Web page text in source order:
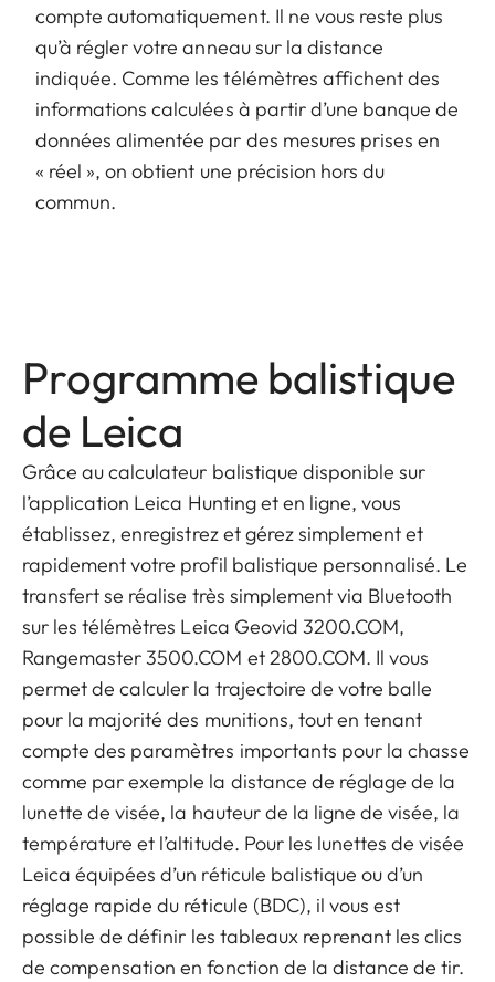
compte automatiquement. Il ne vous reste plus
qu’à régler votre anneau sur la distance
indiquée. Comme les télémètres affichent des
informations calculées à partir d’une banque de
données alimentée par des mesures prises en
« réel », on obtient une précision hors du
commun.
Programme balistique
de Leica
Grâce au calculateur balistique disponible sur
l’application Leica Hunting et en ligne, vous
établissez, enregistrez et gérez simplement et
rapidement votre profil balistique personnalisé. Le
transfert se réalise très simplement via Bluetooth
sur les télémètres Leica Geovid 3200.COM,
Rangemaster 3500.COM et 2800.COM. Il vous
permet de calculer la trajectoire de votre balle
pour la majorité des munitions, tout en tenant
compte des paramètres importants pour la chasse
comme par exemple la distance de réglage de la
lunette de visée, la hauteur de la ligne de visée, la
température et l’altitude. Pour les lunettes de visée
Leica équipées d’un réticule balistique ou d’un
réglage rapide du réticule (BDC), il vous est
possible de définir les tableaux reprenant les clics
de compensation en fonction de la distance de tir.